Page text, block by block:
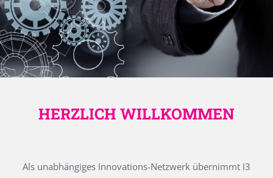
HERZLICH WILLKOMMEN
Als unabhängiges Innovations-Netzwerk übernimmt I3